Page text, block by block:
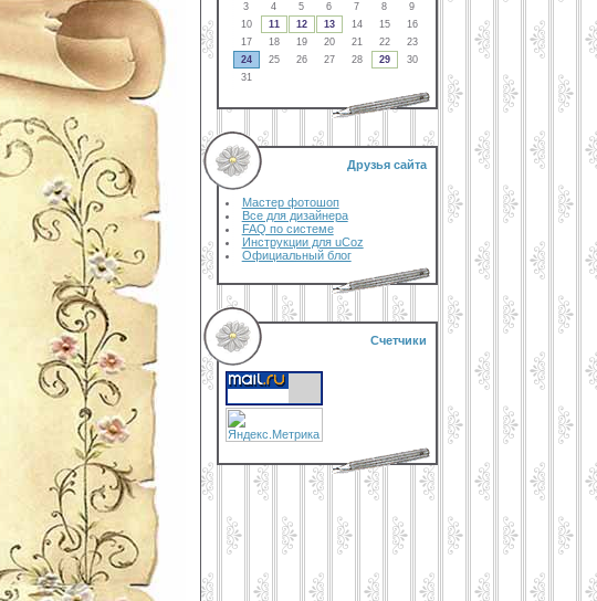
3
4 5 6 7 8
9
10
11 12 13 14 15
16
17
18 19 20 21 22
23
24
25 26 27 28 29
30
31
Друзья сайта
Мастер фотошоп
Все для дизайнера
FAQ по системе
Инструкции для uCoz
Официальный блог
Счетчики